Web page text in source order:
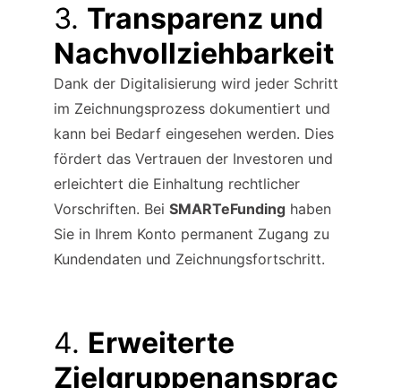
3. Transparenz und
Nachvollziehbarkeit
Dank der Digitalisierung wird jeder Schritt
im Zeichnungsprozess dokumentiert und
kann bei Bedarf eingesehen werden. Dies
fördert das Vertrauen der Investoren und
erleichtert die Einhaltung rechtlicher
Vorschriften. Bei SMARTeFunding haben
Sie in Ihrem Konto permanent Zugang zu
Kundendaten und Zeichnungsfortschritt.
4. Erweiterte
Zielgruppenansprac